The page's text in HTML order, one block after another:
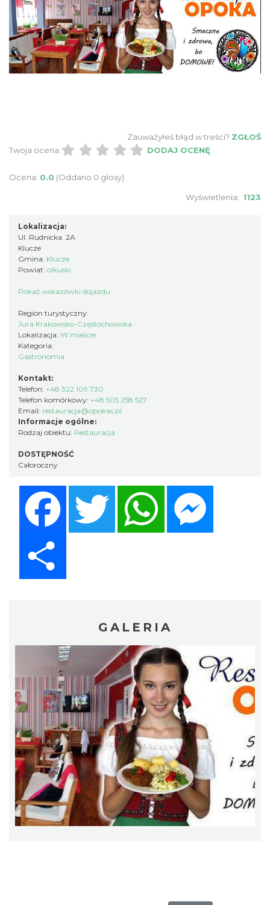
Zauważyłeś błąd w treści? ZGŁOŚ
Twoja ocena:
DODAJ OCENĘ
Ocena: 0.0 (Oddano 0 głosy)
Wyświetlenia: 1123
Lokalizacja:
Ul. Rudnicka 2A
Klucze
Gmina: Klucze
Powiat: olkuski
Pokaż wskazówki dojazdu
Region turystyczny:
Jura Krakowsko-Częstochowska
Lokalizacja: W mieście
Kategoria:
Gastronomia
Kontakt:
Telefon: +48 322 109 730
Telefon komórkowy: +48 505 258 527
Email: restauracja@opokas.pl
Informacje ogólne:
Rodzaj obiektu: Restauracja
DOSTĘPNOŚĆ
Całoroczny
Twitter WhatsApp
GALERIA